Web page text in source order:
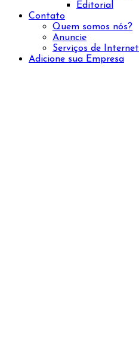
Editorial
Contato
Quem somos nós?
Anuncie
Serviços de Internet
Adicione sua Empresa